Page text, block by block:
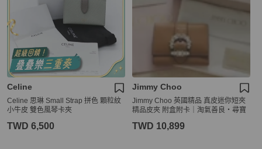
Celine
Celine 思琳 Small Strap 拼色 顆粒紋
小牛皮 雙色風琴卡夾
TWD 6,500
Jimmy Choo
Jimmy Choo 英國精品 真皮迷你短夾
精品皮夾 附盒附卡｜淘氣善良・尋寶
TWD 10,899